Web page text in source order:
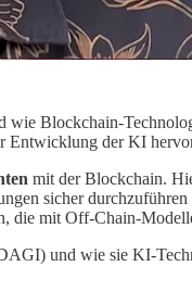
Blockchain-
Entwicklung der KI
mit der Blockchain.
sicher
mit Off-Chain-
und wie sie KI-